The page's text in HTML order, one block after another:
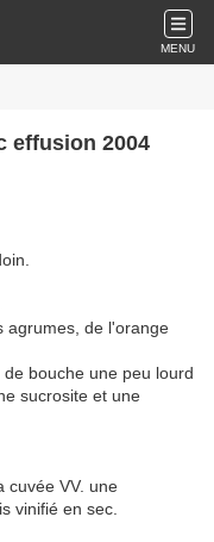
MENU
effusion 2004
agrumes, de l'orange
bouche une peu lourd
sucrosite et une
cuvée VV. une
vinifié en sec.